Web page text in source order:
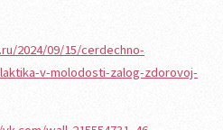
2024/09/15/cerdechno-
v-molodosti-zalog-zdorovoj-